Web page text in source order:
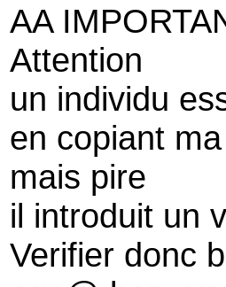
AA
Attention
un individu
en copiant
mais pire
il introduit un
Verifier donc